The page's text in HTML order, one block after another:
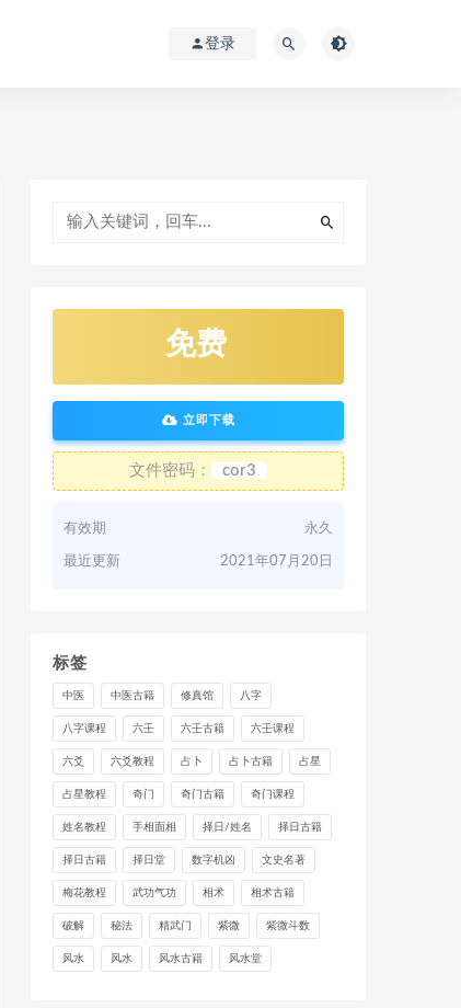
登录
免费
立即下载
文件密码： cor3
有效期 永久
最近更新 2021年07月20日
标签
中医 中医古籍 修真馆 八字
八字课程 六壬 六壬古籍 六壬课程
六爻 六爻教程 占卜 占卜古籍 占星
占星教程 奇门 奇门古籍 奇门课程
姓名教程 手相面相 择日/姓名 择日古籍
择日古籍 择日堂 数字机凶 文史名著
梅花教程 武功气功 相术 相术古籍
破解 秘法 精武门 紫微 紫微斗数
风水 风水 风水古籍 风水堂